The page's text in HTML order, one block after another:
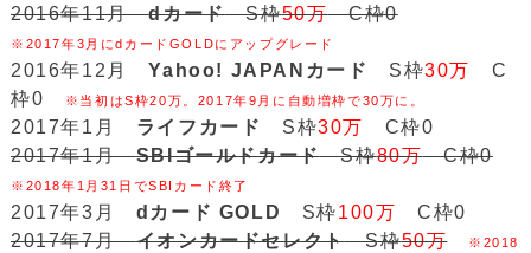
2016年11月dカードS枠50万C枠0
※2017年3月にdカードGOLDにアップグレード
2016年12月Yahoo! JAPANカード S枠30万
C
枠0
※当初はS枠20万。2017年9月に自動増枠で30万に。
2017年1月 ライフカード S枠30万
C枠0
2017年1月SBIゴールドカードS枠80万C枠0
※2018年1月31日でSBIカード終了
2017年3月 dカード GOLD S枠100万 C枠0
2017年7月イオンカードセレクトS枠50万
※2018